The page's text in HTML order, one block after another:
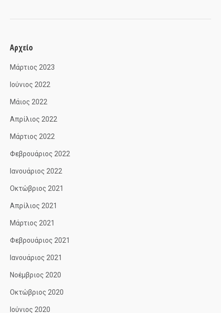
Αρχείο
Μάρτιος 2023
Ιούνιος 2022
Μάιος 2022
Απρίλιος 2022
Μάρτιος 2022
Φεβρουάριος 2022
Ιανουάριος 2022
Οκτώβριος 2021
Απρίλιος 2021
Μάρτιος 2021
Φεβρουάριος 2021
Ιανουάριος 2021
Νοέμβριος 2020
Οκτώβριος 2020
Ιούνιος 2020